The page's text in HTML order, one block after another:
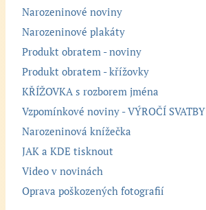
Narozeninové noviny
Narozeninové plakáty
Produkt obratem - noviny
Produkt obratem - křížovky
KŘÍŽOVKA s rozborem jména
Vzpomínkové noviny - VÝROČÍ SVATBY
Narozeninová knížečka
JAK a KDE tisknout
Video v novinách
Oprava poškozených fotografií